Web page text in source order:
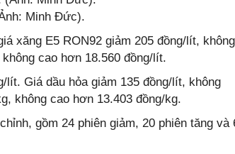
Minh Đức).
xăng E5 RON92 giảm 205 đồng/lít, không
cao hơn 18.560 đồng/lít.
lít. Giá dầu hỏa giảm 135 đồng/lít, không
không cao hơn 13.403 đồng/kg.
gồm 24 phiên giảm, 20 phiên tăng và